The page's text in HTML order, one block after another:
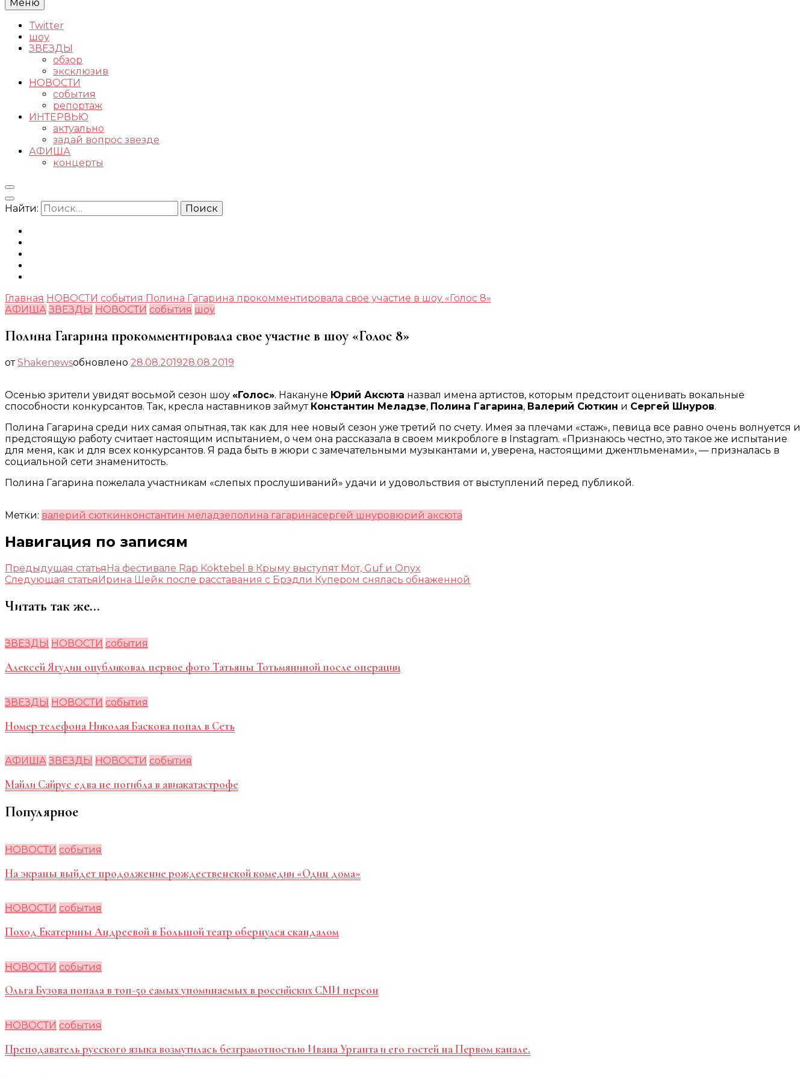
Меню
Twitter
шоу
ЗВЕЗДЫ
обзор
эксклюзив
НОВОСТИ
события
репортаж
ИНТЕРВЬЮ
актуально
задай вопрос звезде
АФИША
концерты
Найти:
Главная НОВОСТИ события Полина Гагарина прокомментировала свое участие в шоу «Голос 8»
АФИША ЗВЕЗДЫ НОВОСТИ события шоу
Полина Гагарина прокомментировала свое участие в шоу «Голос 8»
отShakenewsобновлено 28.08.201928.08.2019
Осенью зрители увидят восьмой сезон шоу «Голос». Накануне Юрий Аксюта назвал имена артистов, которым предстоит оценивать вокальные
способности конкурсантов. Так, кресла наставников займут Константин Меладзе, Полина Гагарина, Валерий Сюткин и Сергей Шнуров.
Полина Гагарина среди них самая опытная, так как для нее новый сезон уже третий по счету. Имея за плечами «стаж», певица все равно очень волнуется и
предстоящую работу считает настоящим испытанием, о чем она рассказала в своем микроблоге в Instagram. «Признаюсь честно, это такое же испытание
для меня, как и для всех конкурсантов. Я рада быть в жюри с замечательными музыкантами и, уверена, настоящими джентльменами», — призналась в
социальной сети знаменитость.
Полина Гагарина пожелала участникам «слепых прослушиваний» удачи и удовольствия от выступлений перед публикой.
Метки: валерий сюткин константин меладзеполина гагаринасергей шнуровюрий аксюта
Навигация по записям
Предыдущая статьяНа фестивале Rap Koktebel в Крыму выступят Мот, Guf и Onyx
Следующая статьяИрина Шейк после расставания с Брэдли Купером снялась обнаженной
Читать так же...
ЗВЕЗДЫ НОВОСТИ события
Алексей Ягудин опубликовал первое фото Татьяны Тотьмяниной после операции
ЗВЕЗДЫ НОВОСТИ события
Номер телефона Николая Баскова попал в Сеть
АФИША ЗВЕЗДЫ НОВОСТИ события
Майли Сайрус едва не погибла в авиакатастрофе
Популярное
НОВОСТИ события
На экраны выйдет продолжение рождественской комедии «Один дома»
НОВОСТИ события
Поход Екатерины Андреевой в Большой театр обернулся скандалом
НОВОСТИ события
Ольга Бузова попала в топ-50 самых упоминаемых в российских СМИ персон
НОВОСТИ события
Преподаватель русского языка возмутилась безграмотностью Ивана Урганта и его гостей на Первом канале.